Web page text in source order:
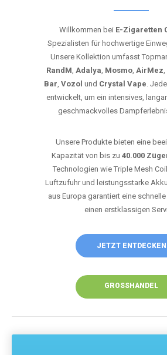
Willkommen bei E-Zigaretten
Spezialisten für hochwertige
Unsere Kollektion umfasst
RandM, Adalya, Mosmo, AirMez,
Bar, Vozol und Crystal Vape.
entwickelt, um ein intensives,
geschmackvolles
Unsere Produkte bieten eine
Kapazität von bis zu 40.000
Technologien wie Triple Mesh
Luftzufuhr und leistungsstarke
aus Europa garantiert eine
einen erstklassigen
JETZT ENTDECKEN
GROSSHANDEL